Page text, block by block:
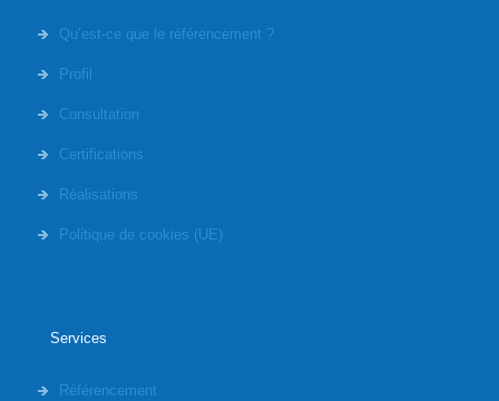
Qu’est-ce que le référencement ?
Profil
Consultation
Certifications
Réalisations
Politique de cookies (UE)
Services
Référencement